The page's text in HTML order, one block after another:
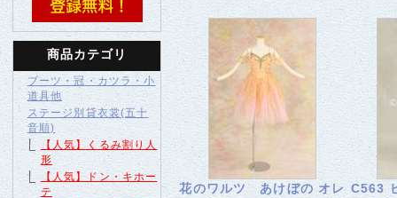
商品カテゴリ
ブーツ・冠・カツラ・小
道具他
ステージ別貸衣裳(五十
音順)
【人気】くるみ割り人
形
【人気】ドン・キホー
テ
花のワルツ あけぼの オレ C563